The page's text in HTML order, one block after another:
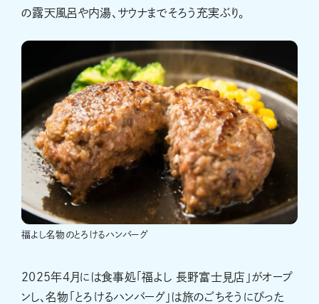
の露天風呂や内湯、サウナまでそろう充実ぶり。
福よし名物のとろけるハンバーグ
2025年4月には食事処「福よし 長野富士見店」がオープ
ンし、名物「とろけるハンバーグ」は旅のごちそうにぴった